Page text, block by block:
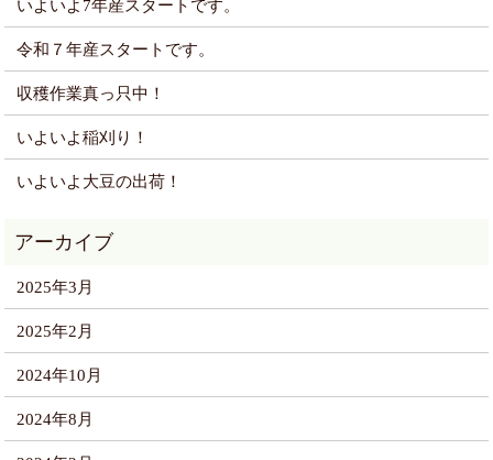
いよいよ7年産スタートです。
令和７年産スタートです。
収穫作業真っ只中！
いよいよ稲刈り！
いよいよ大豆の出荷！
2025年3月
2025年2月
2024年10月
2024年8月